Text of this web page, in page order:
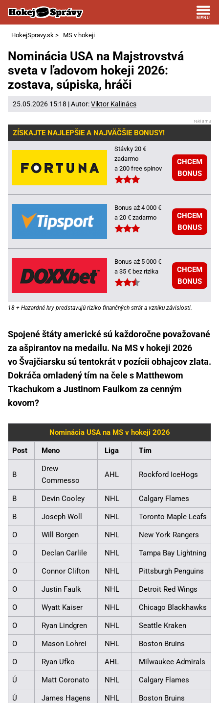
HokejSpravy.sk > MS v hokeji
Nominácia USA na Majstrovstvá
sveta v ľadovom hokeji 2026:
zostava, súpiska, hráči
25.05.2026 15:18 | Autor:Viktor Kalinács
ZÍSKAJTE NAJLEPŠIE A NAJVÄČŠIE BONUSY!
Stávky 20 €
zadarmo
a 200 free spinov
CHCEM
BONUS
Bonus až 4 000 €
a 20 € zadarmo
CHCEM
BONUS
Bonus až 5 000 €
a 35 € bez rizika
CHCEM
BONUS
18 + Hazardné hry predstavujú riziko finančných strát a vzniku závislosti.
Spojené štáty americké sú každoročne považované
za ašpirantov na medailu. Na MS v hokeji 2026
vo Švajčiarsku sú tentokrát v pozícii obhajcov zlata.
Dokráča omladený tím na čele s Matthewom
Tkachukom a Justinom Faulkom za cenným
kovom?
Nominácia USA na MS v hokeji 2026
Post Meno Liga Tím
B
Drew
Commesso
AHL Rockford IceHogs
B Devin Cooley NHL Calgary Flames
B Joseph Woll NHL Toronto Maple Leafs
O Will Borgen NHL New York Rangers
O Declan Carlile NHL Tampa Bay Lightning
O Connor Clifton NHL Pittsburgh Penguins
O Justin Faulk NHL Detroit Red Wings
O Wyatt Kaiser NHL Chicago Blackhawks
O Ryan Lindgren NHL Seattle Kraken
O Mason Lohrei NHL Boston Bruins
O Ryan Ufko AHL Milwaukee Admirals
Ú Matt Coronato NHL Calgary Flames
Ú James Hagens NHL Boston Bruins